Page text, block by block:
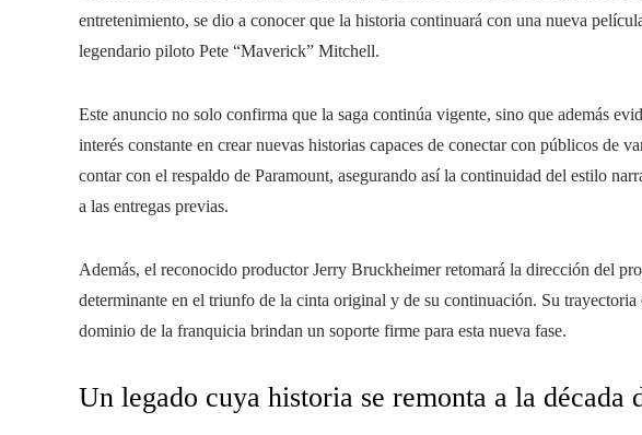
entretenimiento, se dio a conocer que la historia continuará con una nueva
legendario piloto Pete “Maverick” Mitchell.
Este anuncio no solo confirma que la saga continúa vigente, sino que además
interés constante en crear nuevas historias capaces de conectar con públicos de
contar con el respaldo de Paramount, asegurando así la continuidad del estilo
a las entregas previas.
Además, el reconocido productor Jerry Bruckheimer retomará la dirección del
determinante en el triunfo de la cinta original y de su continuación. Su
dominio de la franquicia brindan un soporte firme para esta nueva fase.
Un legado cuya historia se remonta a la década